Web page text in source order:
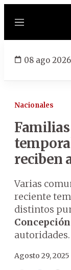
Menú
08 ago 2026
Nacionales
reciben
Varias
reciente
distintos
Concepción
autoridades.
Agosto 29, 2025